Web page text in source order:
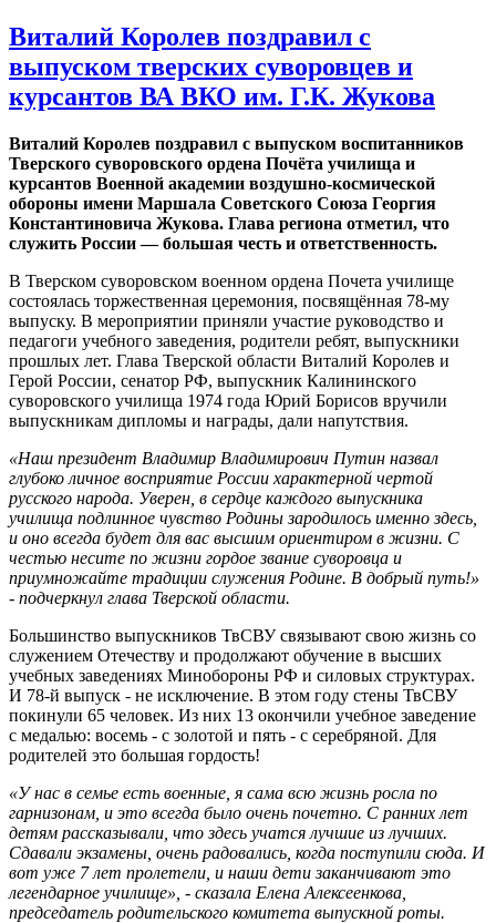
Виталий Королев поздравил с
выпуском тверских суворовцев и
курсантов ВА ВКО им. Г.К. Жукова
Виталий Королев поздравил с выпуском воспитанников
Тверского суворовского ордена Почёта училища и
курсантов Военной академии воздушно‑космической
обороны имени Маршала Советского Союза Георгия
Константиновича Жукова. Глава региона отметил, что
служить России — большая честь и ответственность.
В Тверском суворовском военном ордена Почета училище
состоялась торжественная церемония, посвящённая 78‑му
выпуску. В мероприятии приняли участие руководство и
педагоги учебного заведения, родители ребят, выпускники
прошлых лет. Глава Тверской области Виталий Королев и
Герой России, сенатор РФ, выпускник Калининского
суворовского училища 1974 года Юрий Борисов вручили
выпускникам дипломы и награды, дали напутствия.
«Наш президент Владимир Владимирович Путин назвал
глубоко личное восприятие России характерной чертой
русского народа. Уверен, в сердце каждого выпускника
училища подлинное чувство Родины зародилось именно здесь,
и оно всегда будет для вас высшим ориентиром в жизни. С
честью несите по жизни гордое звание суворовца и
приумножайте традиции служения Родине. В добрый путь!»
- подчеркнул глава Тверской области.
Большинство выпускников ТвСВУ связывают свою жизнь со
служением Отечеству и продолжают обучение в высших
учебных заведениях Минобороны РФ и силовых структурах.
И 78‑й выпуск - не исключение. В этом году стены ТвСВУ
покинули 65 человек. Из них 13 окончили учебное заведение
с медалью: восемь - с золотой и пять - с серебряной. Для
родителей это большая гордость!
«У нас в семье есть военные, я сама всю жизнь росла по
гарнизонам, и это всегда было очень почетно. С ранних лет
детям рассказывали, что здесь учатся лучшие из лучших.
Сдавали экзамены, очень радовались, когда поступили сюда. И
вот уже 7 лет пролетели, и наши дети заканчивают это
легендарное училище», - сказала Елена Алексеенкова,
председатель родительского комитета выпускной роты.